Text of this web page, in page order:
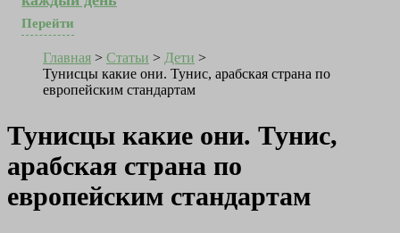
Перейти
Главная > Статьи > Дети >
Тунисцы какие они. Тунис, арабская страна по
европейским стандартам
Тунисцы какие они. Тунис,
арабская страна по
европейским стандартам